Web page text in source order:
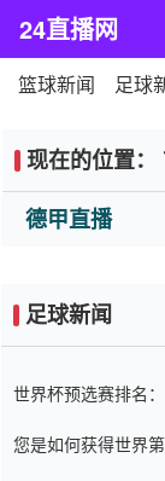
24直播网
篮球新闻 足球
现在的位置：
德甲直播
足球新闻
世界杯预选赛排名
您是如何获得世界